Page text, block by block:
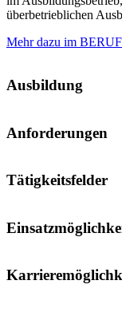
überbetrieblichen
Mehr dazu im
Ausbildung
Anforderungen
Tätigkeitsfelder